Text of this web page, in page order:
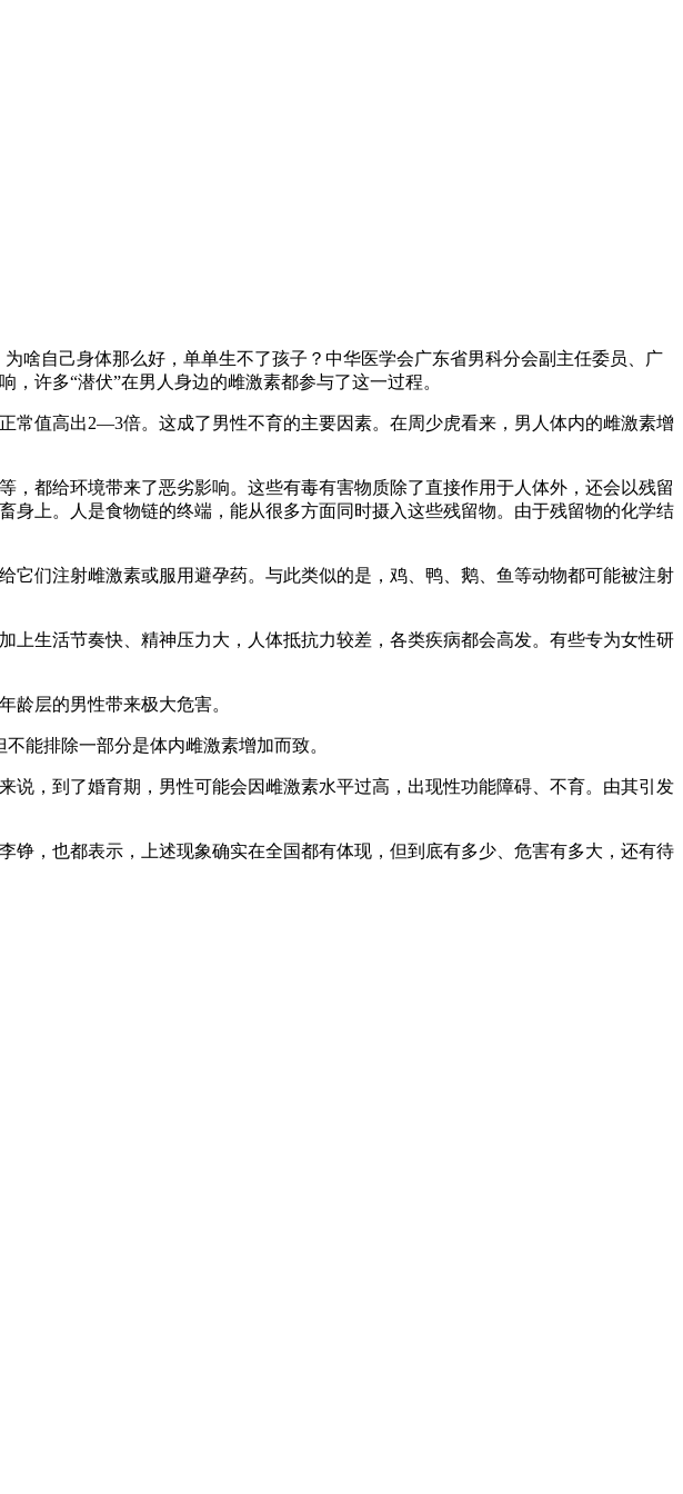
啥自己身体那么好，单单生不了孩子？中华医学会广东省男科分会副主任委员、广
许多“潜伏”在男人身边的雌激素都参与了这一过程。
值高出2—3倍。这成了男性不育的主要因素。在周少虎看来，男人体内的雌激素增
都给环境带来了恶劣影响。这些有毒有害物质除了直接作用于人体外，还会以残留
上。人是食物链的终端，能从很多方面同时摄入这些残留物。由于残留物的化学结
们注射雌激素或服用避孕药。与此类似的是，鸡、鸭、鹅、鱼等动物都可能被注射
生活节奏快、精神压力大，人体抵抗力较差，各类疾病都会高发。有些专为女性研
层的男性带来极大危害。
能排除一部分是体内雌激素增加而致。
，到了婚育期，男性可能会因雌激素水平过高，出现性功能障碍、不育。由其引发
，也都表示，上述现象确实在全国都有体现，但到底有多少、危害有多大，还有待